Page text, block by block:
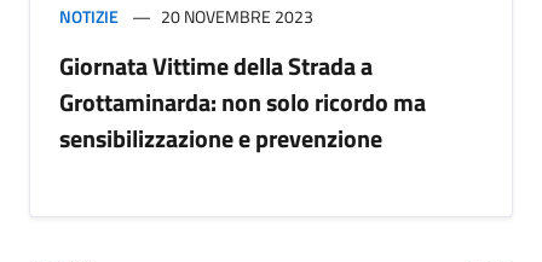
NOTIZIE 20 NOVEMBRE 2023
Giornata Vittime della Strada a
Grottaminarda: non solo ricordo ma
sensibilizzazione e prevenzione